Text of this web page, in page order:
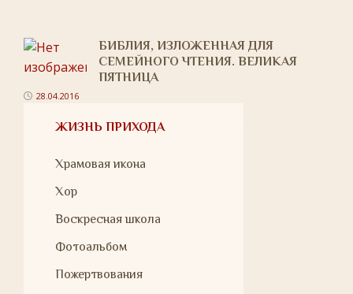
БИБЛИЯ, ИЗЛОЖЕННАЯ ДЛЯ
СЕМЕЙНОГО ЧТЕНИЯ. ВЕЛИКАЯ
ПЯТНИЦА
28.04.2016
ЖИЗНЬ ПРИХОДА
Храмовая икона
Хор
Воскресная школа
Фотоальбом
Пожертвования